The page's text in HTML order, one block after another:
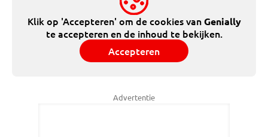
Klik op 'Accepteren' om de cookies vanGenially
te accepteren en de inhoud te bekijken.
Accepteren
Advertentie